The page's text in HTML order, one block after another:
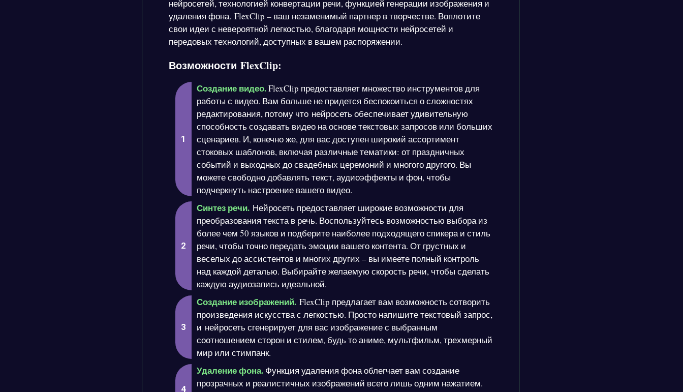
нейросетей, технологией конвертации речи, функцией генерации изображения и
удаления фона. FlexClip – ваш незаменимый партнер в творчестве. Воплотите
свои идеи с невероятной легкостью, благодаря мощности нейросетей и
передовых технологий, доступных в вашем распоряжении.
Возможности FlexClip:
Создание видео.FlexClip предоставляет множество инструментов для
работы с видео. Вам больше не придется беспокоиться о сложностях
редактирования, потому что нейросеть обеспечивает удивительную
способность создавать видео на основе текстовых запросов или больших
сценариев. И, конечно же, для вас доступен широкий ассортимент
стоковых шаблонов, включая различные тематики: от праздничных
событий и выходных до свадебных церемоний и многого другого. Вы
можете свободно добавлять текст, аудиоэффекты и фон, чтобы
подчеркнуть настроение вашего видео.
Синтез речи. Нейросеть предоставляет широкие возможности для
преобразования текста в речь. Воспользуйтесь возможностью выбора из
более чем 50 языков и подберите наиболее подходящего спикера и стиль
речи, чтобы точно передать эмоции вашего контента. От грустных и
веселых до ассистентов и многих других – вы имеете полный контроль
над каждой деталью. Выбирайте желаемую скорость речи, чтобы сделать
каждую аудиозапись идеальной.
Создание изображений. FlexClip предлагает вам возможность сотворить
произведения искусства с легкостью. Просто напишите текстовый запрос,
и нейросеть сгенерирует для вас изображение с выбранным
соотношением сторон и стилем, будь то аниме, мультфильм, трехмерный
мир или стимпанк.
Удаление фона.Функция удаления фона облегчает вам создание
прозрачных и реалистичных изображений всего лишь одним нажатием.